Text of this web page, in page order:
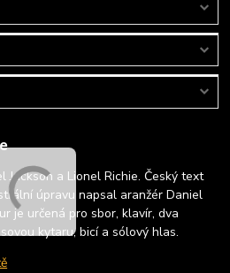
Jackson a ‎Lionel Richie. Český text
úpravu napsal aranžér Daniel
je určená pro sbor, klavír, dva
kytaru, bicí a sólový hlas.